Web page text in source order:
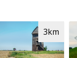
3km